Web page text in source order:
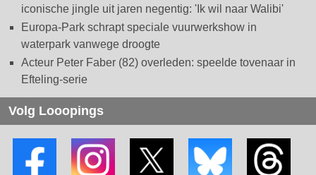
iconische jingle uit jaren negentig: 'Ik wil naar Walibi'
Europa-Park schrapt speciale vuurwerkshow in
waterpark vanwege droogte
Acteur Peter Faber (82) overleden: speelde tovenaar in
Efteling-serie
Volg Looopings